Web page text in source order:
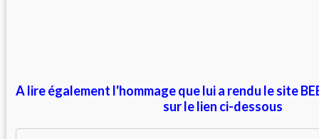
A lire également l'hommage que lui a rendu le site
sur le lien ci-dessous